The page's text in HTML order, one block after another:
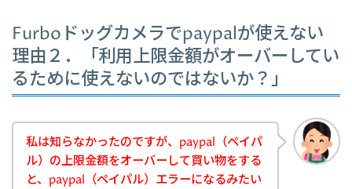
Furboドッグカメラでpaypalが使えない
理由２．「利用上限金額がオーバーしてい
るために使えないのではないか？」
私は知らなかったのですが、paypal（ペイパ
ル）の上限金額をオーバーして買い物をする
と、paypal（ペイパル）エラーになるみたい